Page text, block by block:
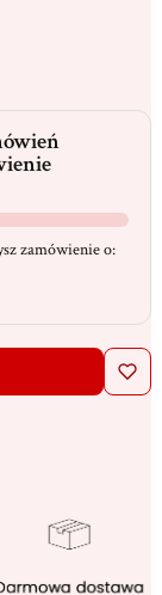
zamówienie o: